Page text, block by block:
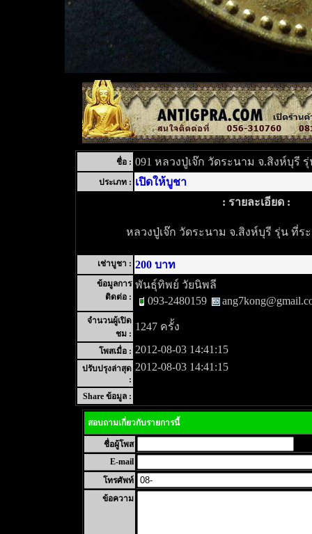
ชื่อ : 091 หลวงปู่เจ๊ก วัดระนาม จ.สิงห์บุรี
ประเภท : เปิดให้บูชา
: รายละเอียด :
หลวงปู่เจ๊ก วัดระนาม จ.สิงห์บุรี รุ่น ที่ร
เช่าบูชา : 200 บาท
ข้อมูลการ
ติดต่อ :
พันธุ์ทิพย์ วัยนิพลี
093-2480159
จำนวนผู้เปิด
ชม :
1247 ครั้ง
โพสเมื่อ : 2012-08-03 14:41:15
ปรับปรุงล่าสุด
:
2012-08-03 14:41:15
Share ข้อมูล :
สอบถามเกี่ยวกับรายการนี้
ชื่อผู้โพส
E-mail
โทรศัพท์
ข้อความ